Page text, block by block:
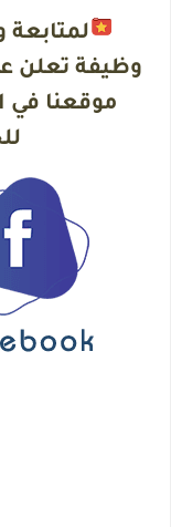
وظيفة تعلن
موقعنا في